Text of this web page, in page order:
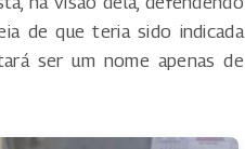
de que teria sido indicada
ser um nome apenas de